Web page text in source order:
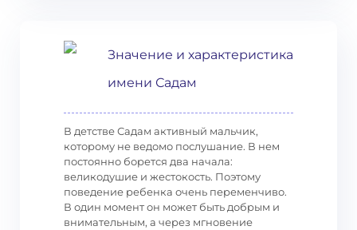
Значение и характеристика
имени Садам
В детстве Садам активный мальчик,
которому не ведомо послушание. В нем
постоянно борется два начала:
великодушие и жестокость. Поэтому
поведение ребенка очень переменчиво.
В один момент он может быть добрым и
внимательным, а через мгновение